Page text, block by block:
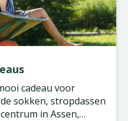
cadeau voor
sokken, stropdassen
in Assen,